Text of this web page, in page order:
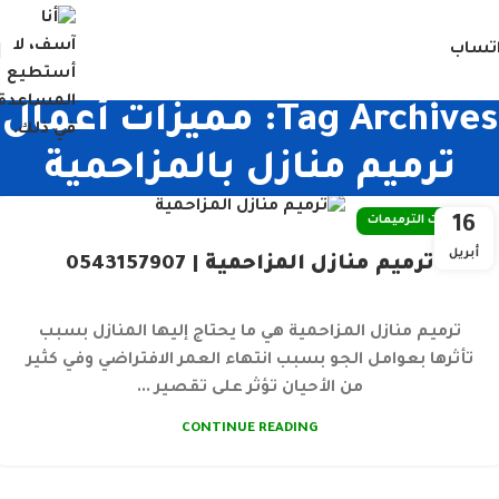
Tag Archives: مميزات أعمال
ترميم منازل بالمزاحمية
16
أبريل
خدمات الترميمات
ترميم منازل المزاحمية | 0543157907
ترميم منازل المزاحمية هي ما يحتاج إليها المنازل بسبب
تأثرها بعوامل الجو بسبب انتهاء العمر الافتراضي وفي كثير
من الأحيان تؤثر على تقصير ...
CONTINUE READING